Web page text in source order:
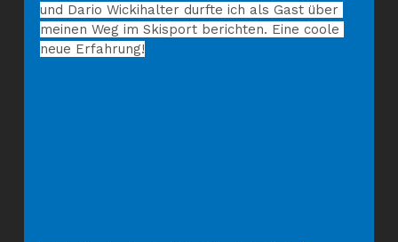
und Dario Wickihalter durfte ich als Gast über
meinen Weg im Skisport berichten. Eine coole
neue Erfahrung!